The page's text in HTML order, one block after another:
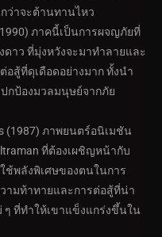
ว่าจะต้านทานไหว
ภาคนี้เป็นการผจญภัยที่
าว ที่มุ่งหวังจะมาทำลายและ
อสู้ที่ดุเดือดอย่างมาก ทั้งนำ
กป้องมวลมนุษย์จากภัย
(1987) ภาพยนตร์อนิเมชัน
ที่ต้องเผชิญหน้ากับ
ช้พลังพิเศษของตนในการ
ามท้าทายและการต่อสู้ที่น่า
ที่ทำให้เขาแข็งแกร่งขึ้นใน